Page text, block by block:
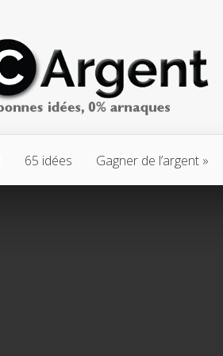
65 idées Gagner de l’argent